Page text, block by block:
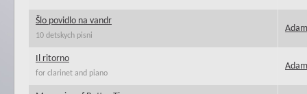
Šlo povidlo na vandr
10 detskych pisni
Il ritorno
for clarinet and piano